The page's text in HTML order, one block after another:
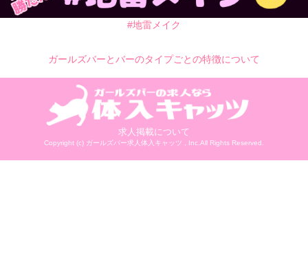
#地雷メイク
ガールズバーとバーのタイプごとの特徴について
求人掲載について
Copyright (c) ガールズバー求人体入キャッツ , Inc.All Rights Reserved.